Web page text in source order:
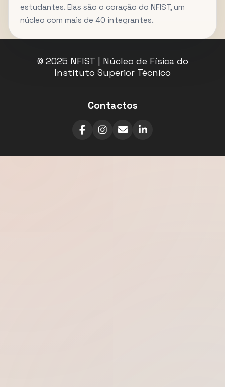
estudantes. Elas são o coração do NFIST, um
núcleo com mais de 40 integrantes.
© 2025 NFIST | Núcleo de Física do
Instituto Superior Técnico
Contactos